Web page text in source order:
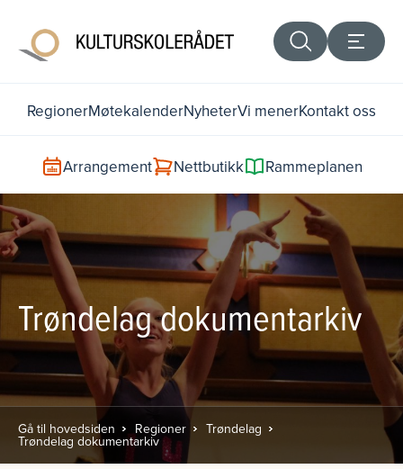
RegionerMøtekalenderNyheterVi menerKontakt oss
Arrangement Nettbutikk Rammeplanen
Trøndelag dokumentarkiv
Gå til hovedsiden Regioner Trøndelag
Trøndelag dokumentarkiv